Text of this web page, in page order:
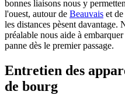
bonnes liaisons nous y
l'ouest, autour de Beauvais et de
les distances pèsent davantage.
préalable nous aide à
panne dès le premier passage.
Entretien des
de bourg